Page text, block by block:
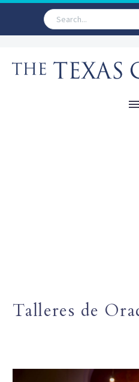
Talleres de